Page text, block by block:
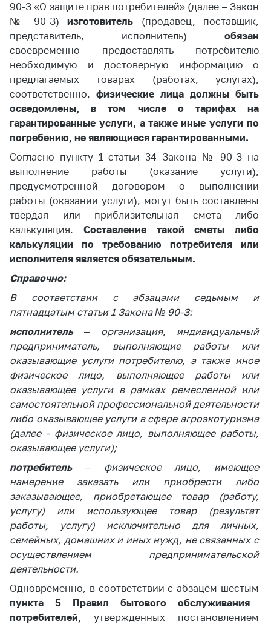
90-З «О защите прав потребителей» (далее – Закон
№ 90-З)изготовитель (продавец, поставщик,
представитель, исполнитель) обязан
своевременно предоставлять потребителю
необходимую и достоверную информацию о
предлагаемых товарах (работах, услугах),
соответственно, физические лица должны быть
осведомлены, в том числе о тарифах на
гарантированные услуги, а также иные услуги по
погребению, не являющиеся гарантированными.
Согласно пункту 1 статьи 34 Закона № 90-З на
выполнение работы (оказание услуги),
предусмотренной договором о выполнении
работы (оказании услуги), могут быть составлены
твердая или приблизительная смета либо
калькуляция. Составление такой сметы либо
калькуляции по требованию потребителя или
исполнителя является обязательным.
Справочно:
В соответствии с абзацами седьмым и
пятнадцатым статьи 1 Закона № 90-З:
исполнитель– организация, индивидуальный
предприниматель, выполняющие работы или
оказывающие услуги потребителю, а также иное
физическое лицо, выполняющее работы или
оказывающее услуги в рамках ремесленной или
самостоятельной профессиональной деятельности
либо оказывающее услуги в сфере агроэкотуризма
(далее - физическое лицо, выполняющее работы,
оказывающее услуги);
потребитель – физическое лицо, имеющее
намерение заказать или приобрести либо
заказывающее, приобретающее товар (работу,
услугу) или использующее товар (результат
работы, услугу) исключительно для личных,
семейных, домашних и иных нужд, не связанных с
осуществлением предпринимательской
деятельности.
Одновременно, в соответствии с абзацем шестым
пункта 5 Правил бытового обслуживания
потребителей, утвержденных постановлением